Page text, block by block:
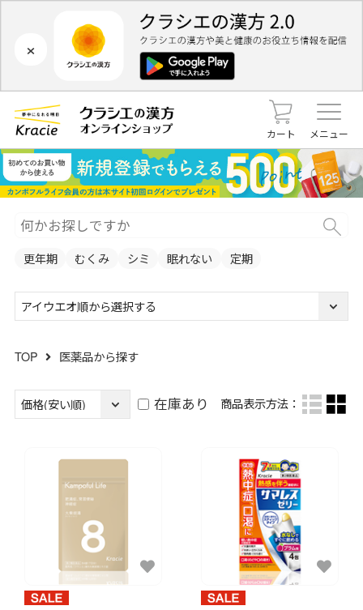
×
カート メニュー
更年期 むくみ シミ 眠れない 定期
アイウエオ順から選択する
TOP 医薬品から探す
在庫あり 商品表示方法：